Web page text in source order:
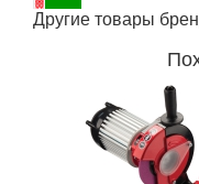
Другие товары